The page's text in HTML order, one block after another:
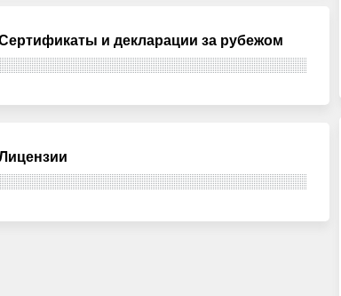
и декларации за рубежом